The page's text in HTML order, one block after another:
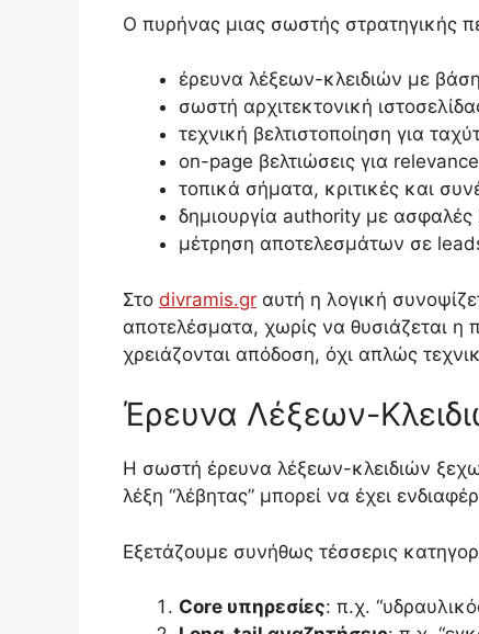
Ο πυρήνας μιας σωστής στρατηγικής
έρευνα λέξεων-κλειδιών με
σωστή αρχιτεκτονική
τεχνική βελτιστοποίηση για
on-page βελτιώσεις για
τοπικά σήματα, κριτικές και
δημιουργία authority με
μέτρηση αποτελεσμάτων σε
Στο divramis.gr αυτή η λογική
αποτελέσματα, χωρίς να θυσιάζεται η
χρειάζονται απόδοση, όχι απλώς
Έρευνα Λέξεων-
Η σωστή έρευνα λέξεων-κλειδιών
λέξη “λέβητας” μπορεί να έχει
Εξετάζουμε συνήθως τέσσερις
Core υπηρεσίες: π.χ.